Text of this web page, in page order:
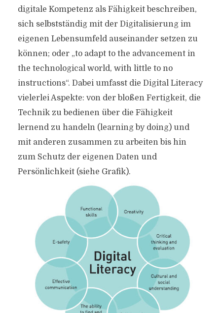
digitale Kompetenz als Fähigkeit beschreiben,
sich selbstständig mit der Digitalisierung im
eigenen Lebensumfeld auseinander setzen zu
können; oder „to adapt to the advancement in
the technological world, with little to no
instructions“. Dabei umfasst die Digital Literacy
vielerlei Aspekte: von der bloßen Fertigkeit, die
Technik zu bedienen über die Fähigkeit
lernend zu handeln (learning by doing) und
mit anderen zusammen zu arbeiten bis hin
zum Schutz der eigenen Daten und
Persönlichkeit (siehe Grafik).